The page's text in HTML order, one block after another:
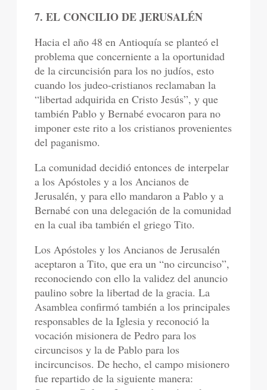
7. EL CONCILIO DE JERUSALÉN
Hacia el año 48 en Antioquía se planteó el
problema que concerniente a la oportunidad
de la circuncisión para los no judíos, esto
cuando los judeo-cristianos reclamaban la
“libertad adquirida en Cristo Jesús”, y que
también Pablo y Bernabé evocaron para no
imponer este rito a los cristianos provenientes
del paganismo.
La comunidad decidió entonces de interpelar
a los Apóstoles y a los Ancianos de
Jerusalén, y para ello mandaron a Pablo y a
Bernabé con una delegación de la comunidad
en la cual iba también el griego Tito.
Los Apóstoles y los Ancianos de Jerusalén
aceptaron a Tito, que era un “no circunciso”,
reconociendo con ello la validez del anuncio
paulino sobre la libertad de la gracia. La
Asamblea confirmó también a los principales
responsables de la Iglesia y reconoció la
vocación misionera de Pedro para los
circuncisos y la de Pablo para los
incircuncisos. De hecho, el campo misionero
fue repartido de la siguiente manera: